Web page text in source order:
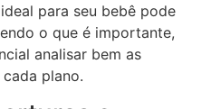
para seu bebê pode
o que é importante,
analisar bem as
plano.